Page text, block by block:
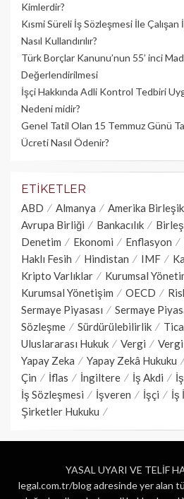
Kimlerdir?
Kısmi Süreli İş Sözleşmesi İle Çalışan
Nasıl Kullandırılır?
Türk Borçlar Kanunu’nun 55’ inci
Değerlendirilmesi
İşçi Hakkında Adli Kontrol Tedbiri
Nedeni midir?
Genel Tatil Olan 15 Temmuz Günü
Ücreti Nasıl Ödenir?
ETIKETLER
ABD Almanya Amerika
Avrupa Birliği
Bankacılık
Denetim
Ekonomi Enflasyon
Haklı Fesih
Hindistan IMF
Kripto Varlıklar
Kurumsal
Kurumsal Yönetişim
OECD
Sermaye Piyasası
Sermaye
Sözleşme
Sürdürülebilirlik
Uluslararası Hukuk
Vergi
Yapay Zeka
Yapay Zekâ Hukuku
Çin
İflas İngiltere İş Akdi
İş Sözleşmesi
İşveren İşçi İş
Şirketler Hukuku
YASAL UYARI VE TELİF
legal.com.tr/blog adresinde yer alan